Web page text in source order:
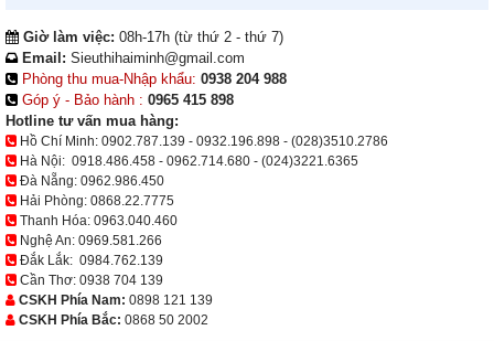
Giờ làm việc: 08h-17h (từ thứ 2 - thứ 7)
Email: Sieuthihaiminh@gmail.com
Phòng thu mua-Nhập khẩu: 0938 204 988
Góp ý - Bảo hành : 0965 415 898
Hotline tư vấn mua hàng:
Hồ Chí Minh: 0902.787.139 - 0932.196.898 - (028)3510.2786
Hà Nội: 0918.486.458 - 0962.714.680 - (024)3221.6365
Đà Nẵng: 0962.986.450
Hải Phòng: 0868.22.7775
Thanh Hóa: 0963.040.460
Nghệ An: 0969.581.266
Đắk Lắk: 0984.762.139
Cần Thơ: 0938 704 139
CSKH Phía Nam: 0898 121 139
CSKH Phía Bắc: 0868 50 2002